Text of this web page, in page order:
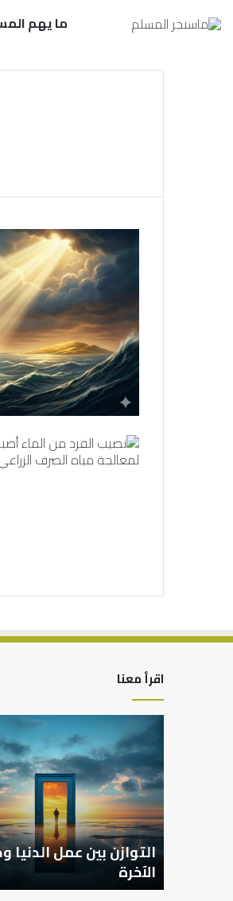
ما يهم
اقرأ معنا
التوازن
عمل
الدنيا
وطلب
الآخرة
التوازن بين عمل الدنيا
الآخرة